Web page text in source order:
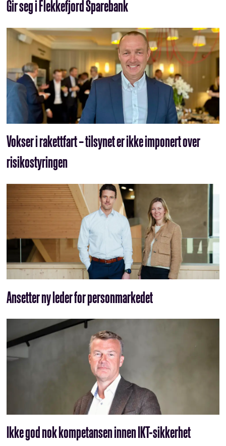
Gir seg i Flekkefjord Sparebank
Vokser i rakettfart – tilsynet er ikke imponert over
risikostyringen
Ansetter ny leder for personmarkedet
Ikke god nok kompetansen innen IKT-sikkerhet